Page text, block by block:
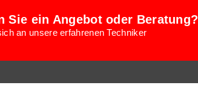
Sie ein Angebot oder Beratung?
an unsere erfahrenen Techniker